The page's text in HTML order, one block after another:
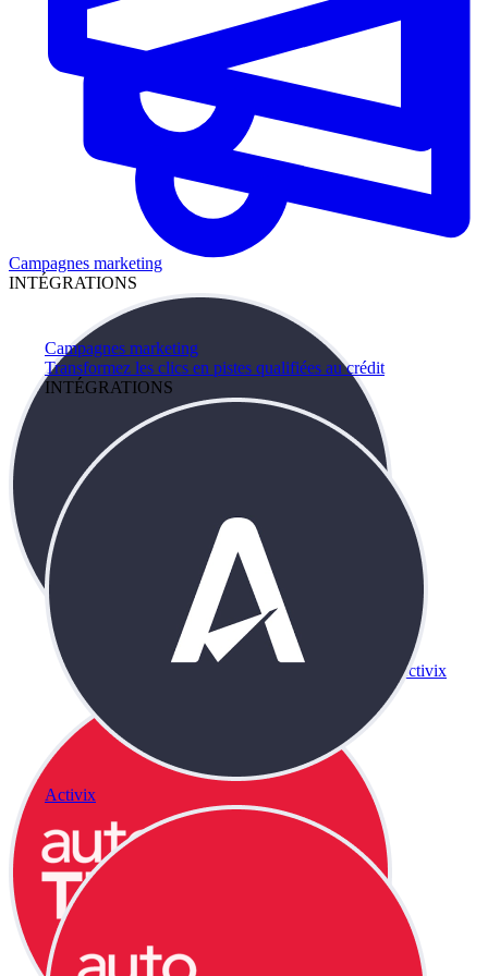
Campagnes marketing
Transformez les clics en pistes qualifiées au crédit
INTÉGRATIONS
Activix
Campagnes marketing
INTÉGRATIONS
Activix